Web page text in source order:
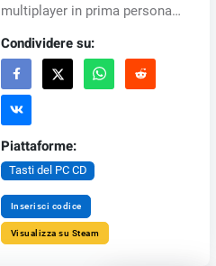
multiplayer in prima persona
cinematografiche medievali. I
giocatori entra...
Condividere su:
Piattaforme:
Tasti del PC CD
Inserisci codice
Visualizza su Steam